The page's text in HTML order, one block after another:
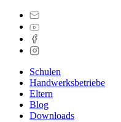
Schulen
Handwerksbetriebe
Eltern
Blog
Downloads